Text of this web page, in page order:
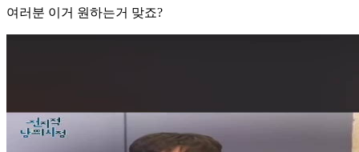
여러분 이거 원하는거 맞죠?